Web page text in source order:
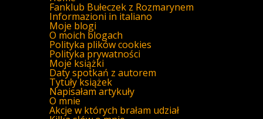
Fanklub Bułeczek z Rozmarynem
Informazioni in italiano
Moje blogi
O moich blogach
Polityka plików cookies
Polityka prywatności
Moje książki
Daty spotkań z autorem
Tytuły książek
Napisałam artykuły
O mnie
Akcje w których brałam udział